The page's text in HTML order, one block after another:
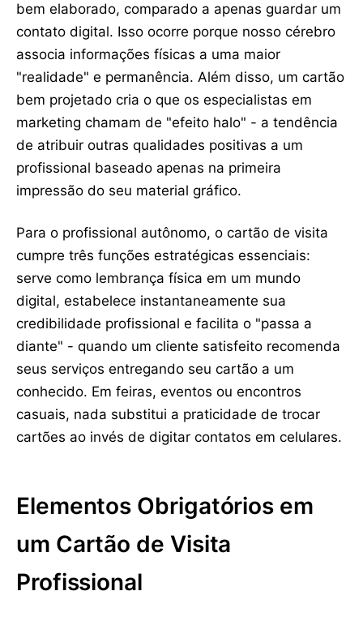
bem elaborado, comparado a apenas guardar um
contato digital. Isso ocorre porque nosso cérebro
associa informações físicas a uma maior
"realidade" e permanência. Além disso, um cartão
bem projetado cria o que os especialistas em
marketing chamam de "efeito halo" - a tendência
de atribuir outras qualidades positivas a um
profissional baseado apenas na primeira
impressão do seu material gráfico.
Para o profissional autônomo, o cartão de visita
cumpre três funções estratégicas essenciais:
serve como lembrança física em um mundo
digital, estabelece instantaneamente sua
credibilidade profissional e facilita o "passa a
diante" - quando um cliente satisfeito recomenda
seus serviços entregando seu cartão a um
conhecido. Em feiras, eventos ou encontros
casuais, nada substitui a praticidade de trocar
cartões ao invés de digitar contatos em celulares.
Elementos Obrigatórios em
um Cartão de Visita
Profissional